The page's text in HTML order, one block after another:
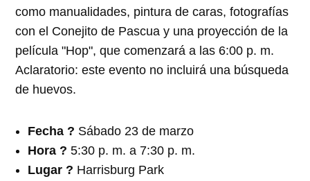
como manualidades, pintura de caras, fotografías
con el Conejito de Pascua y una proyección de la
película "Hop", que comenzará a las 6:00 p. m.
Aclaratorio: este evento no incluirá una búsqueda
de huevos.
Fecha ?️ Sábado 23 de marzo
Hora ? 5:30 p. m. a 7:30 p. m.
Lugar ? Harrisburg Park